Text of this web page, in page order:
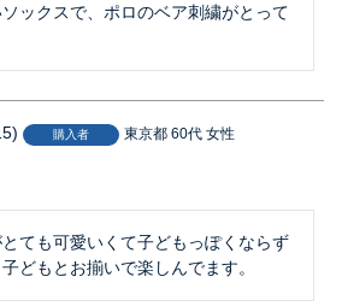
ックスで、ポロのベア刺繍がとって
購入者 東京都 60代 女性
ても可愛いくて子どもっぽくならず
どもとお揃いで楽しんでます。